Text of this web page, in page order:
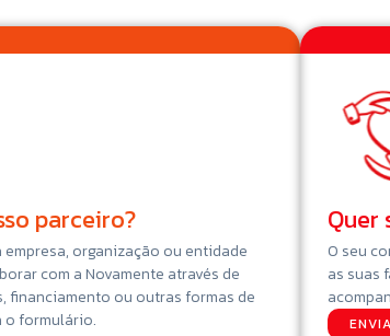
parceiro?
empresa, organização ou entidade
com a Novamente através de
financiamento ou outras formas de
o formulário.
Quer
O seu
as suas